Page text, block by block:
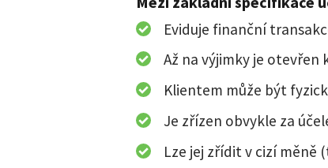
Eviduje finanční
Až na výjimky je
Klientem může být
Je zřízen obvykle za
Lze jej zřídit v cizí měně